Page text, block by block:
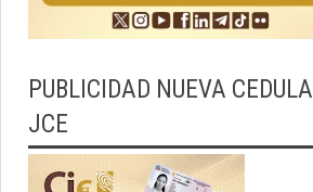
PUBLICIDAD NUEVA CEDULA
JCE